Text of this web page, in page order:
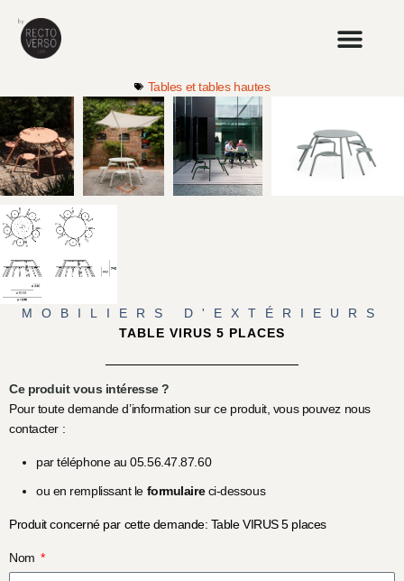
Tables et tables hautes
MOBILIERS D'EXTÉRIEURS
TABLE VIRUS 5 PLACES
Ce produit vous intéresse ?
Pour toute demande d’information sur ce produit, vous pouvez nous
contacter :
par téléphone au 05.56.47.87.60
ou en remplissant le formulaire ci-dessous
Produit concerné par cette demande: Table VIRUS 5 places
Nom